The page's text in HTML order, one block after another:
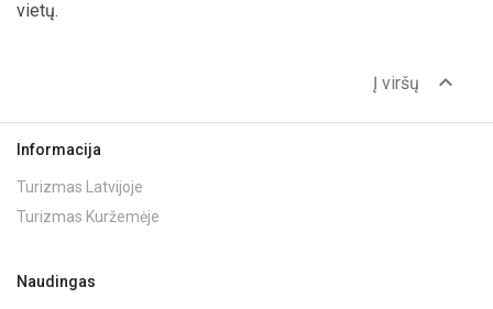
vietų.
Į viršų expand_less
Informacija
Turizmas Latvijoje
Turizmas Kuržemėje
Naudingas